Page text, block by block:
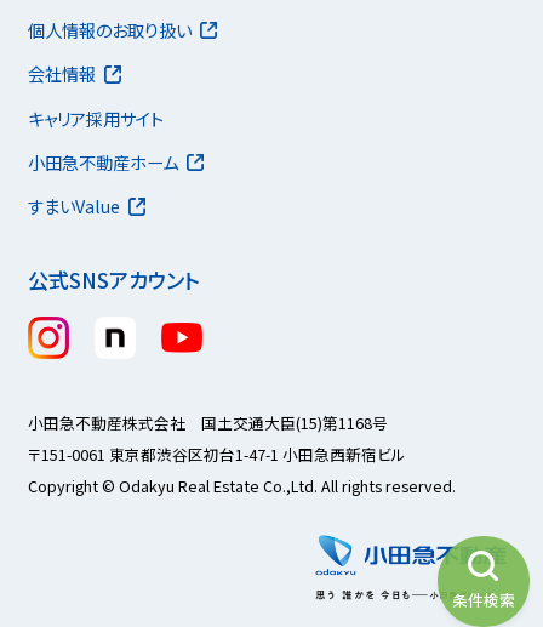
条件検索
公式SNSアカウント
個人情報のお取り扱い
会社情報
キャリア採用サイト
小田急不動産ホーム
すまいValue
小田急不動産株式会社 国土交通大臣(15)第1168号
〒151-0061 東京都渋谷区初台1-47-1 小田急西新宿ビル
Copyright © Odakyu Real Estate Co.,Ltd. All rights reserved.